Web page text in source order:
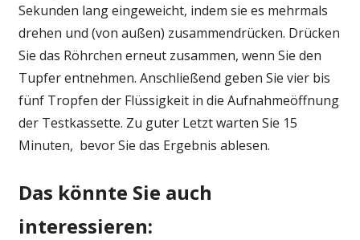
Sekunden lang eingeweicht, indem sie es mehrmals
drehen und (von außen) zusammendrücken. Drücken
Sie das Röhrchen erneut zusammen, wenn Sie den
Tupfer entnehmen. Anschließend geben Sie vier bis
fünf Tropfen der Flüssigkeit in die Aufnahmeöffnung
der Testkassette. Zu guter Letzt warten Sie 15
Minuten, bevor Sie das Ergebnis ablesen.
Das könnte Sie auch
interessieren: